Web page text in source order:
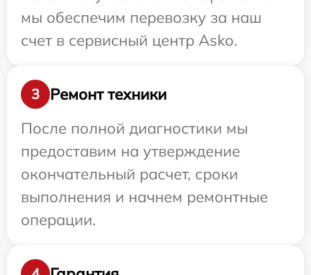
мы обеспечим перевозку за наш
счет в сервисный центр Asko.
3
Ремонт техники
После полной диагностики мы
предоставим на утверждение
окончательный расчет, сроки
выполнения и начнем ремонтные
операции.